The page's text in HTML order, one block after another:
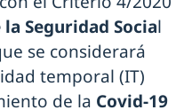
Seguridad Social
se considerará
temporal (IT)
de la Covid-19